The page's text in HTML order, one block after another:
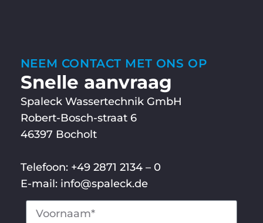
NEEM CONTACT MET ONS OP
Snelle aanvraag
Spaleck Wassertechnik GmbH
Robert-Bosch-straat 6
46397 Bocholt
Telefoon: +49 2871 2134 – 0
E-mail: info@spaleck.de